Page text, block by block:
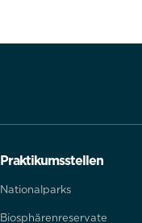
Praktikumsstellen
Nationalparks
Biosphärenreservate